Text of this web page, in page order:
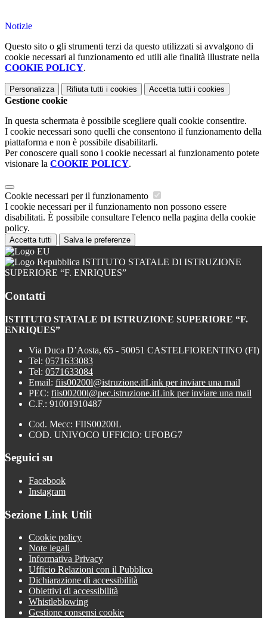
Notizie
Questo sito o gli strumenti terzi da questo utilizzati si avvalgono di
cookie necessari al funzionamento ed utili alle finalità illustrate nella
COOKIE POLICY.
Personalizza Rifiuta tutti i cookies Accetta tutti i cookies
Gestione cookie
In questa schermata è possibile scegliere quali cookie consentire.
I cookie necessari sono quelli che consentono il funzionamento della
piattaforma e non è possibile disabilitarli.
Per conoscere quali sono i cookie necessari al funzionamento potete
visionare la COOKIE POLICY.
Cookie necessari per il funzionamento
I cookie necessari per il funzionamento non possono essere
disabilitati. È possibile consultare l'elenco nella pagina della cookie
policy.
Accetta tutti Salva le preferenze
ISTITUTO STATALE DI ISTRUZIONE
SUPERIORE “F. ENRIQUES”
Contatti
ISTITUTO STATALE DI ISTRUZIONE SUPERIORE “F.
ENRIQUES”
Via Duca D’Aosta, 65 - 50051 CASTELFIORENTINO (FI)
Tel: 0571633083
Tel: 0571633084
Email: fiis00200l@istruzione.itLink per inviare una mail
PEC: fiis00200l@pec.istruzione.itLink per inviare una mail
C.F.: 91001910487
Cod. Mecc: FIIS00200L
COD. UNIVOCO UFFICIO: UFOBG7
Seguici su
Facebook
Instagram
Sezione Link Utili
Cookie policy
Note legali
Informativa Privacy
Ufficio Relazioni con il Pubblico
Dichiarazione di accessibilità
Obiettivi di accessibilità
Whistleblowing
Gestione consensi cookie